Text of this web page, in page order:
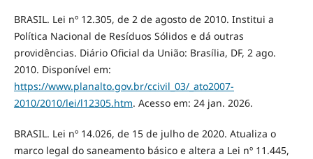
BRASIL. Lei nº 12.305, de 2 de agosto de 2010. Institui a
Política Nacional de Resíduos Sólidos e dá outras
providências. Diário Oficial da União: Brasília, DF, 2 ago.
2010. Disponível em:
https://www.planalto.gov.br/ccivil_03/_ato2007-
2010/2010/lei/l12305.htm. Acesso em: 24 jan. 2026.
BRASIL. Lei nº 14.026, de 15 de julho de 2020. Atualiza o
marco legal do saneamento básico e altera a Lei nº 11.445,